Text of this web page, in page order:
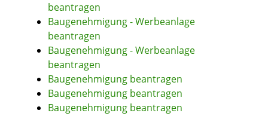
beantragen
Baugenehmigung - Werbeanlage
beantragen
Baugenehmigung - Werbeanlage
beantragen
Baugenehmigung beantragen
Baugenehmigung beantragen
Baugenehmigung beantragen